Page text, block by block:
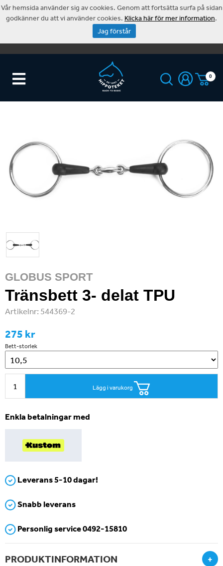
0
GLOBUS SPORT
Tränsbett 3- delat TPU
Artikelnr: 544369-2
275 kr
Bett-storlek
Lägg i varukorg
Enkla betalningar med
Leverans 5-10 dagar!
Snabb leverans
Personlig service 0492-15810
PRODUKTINFORMATION +
Vår hemsida använder sig av cookies. Genom att fortsätta surfa på sidan
godkänner du att vi använder cookies. Klicka här för mer information.
Jag förstår